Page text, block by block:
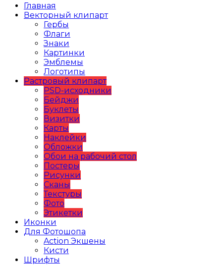
Главная
Векторный клипарт
Гербы
Флаги
Знаки
Картинки
Эмблемы
Логотипы
Растровый клипарт
PSD-исходники
Бейджи
Буклеты
Визитки
Карты
Наклейки
Обложки
Обои на рабочий стол
Постеры
Рисунки
Сканы
Текстуры
Фото
Этикетки
Иконки
Для Фотошопа
Action Экшены
Кисти
Шрифты